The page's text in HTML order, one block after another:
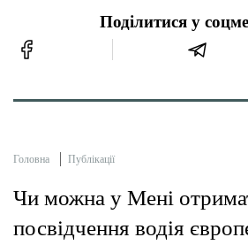
Поділитися у
Головна Публікації
Чи можна у Мені
посвідчення водія